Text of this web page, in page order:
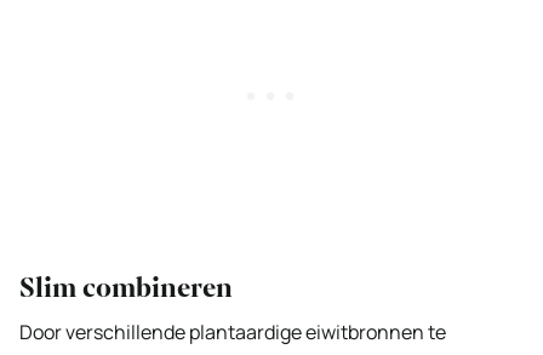
Slim combineren
Door verschillende plantaardige eiwitbronnen te